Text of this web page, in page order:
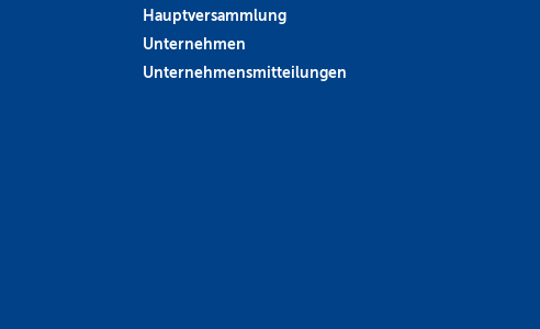
Hauptversammlung
Unternehmen
Unternehmensmitteilungen